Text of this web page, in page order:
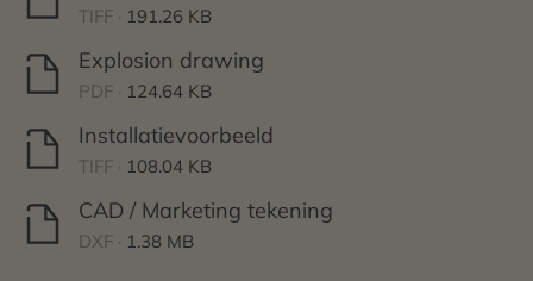
TIFF · 191.26 KB
Explosion drawing
PDF · 124.64 KB
Installatievoorbeeld
TIFF · 108.04 KB
CAD / Marketing tekening
DXF · 1.38 MB